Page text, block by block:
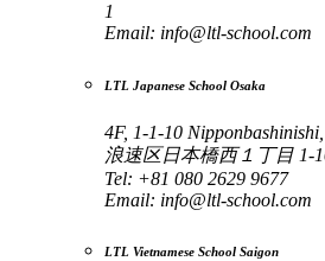
1
Email: info@ltl-school.com
LTL Japanese School Osaka
4F, 1-1-10
浪速区日本橋西１丁目 1-
Tel: +81 080 2629 9677
Email: info@ltl-school.com
LTL Vietnamese School Saigon